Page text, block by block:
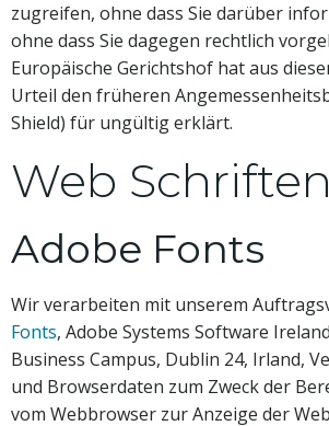
zugreifen, ohne dass Sie darüber
ohne dass Sie dagegen rechtlich
Europäische Gerichtshof hat aus
Urteil den früheren
Shield) für ungültig erklärt.
Web Schriften
Adobe Fonts
Wir verarbeiten mit unserem
Fonts, Adobe Systems Software
Business Campus, Dublin 24, Irland,
und Browserdaten zum Zweck der
vom Webbrowser zur Anzeige der